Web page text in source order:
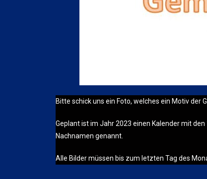
Bitte schick uns ein Foto, welches ein Motiv der
Geplant ist im Jahr 2023 einen Kalender mit
Nachnamen genannt.
Alle Bilder müssen bis zum letzten Tag des